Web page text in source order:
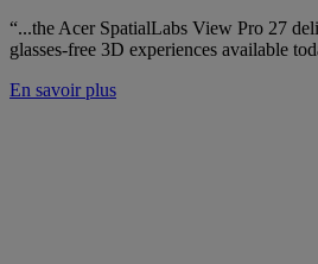
“...the Acer SpatialLabs View Pro 27
glasses-free 3D experiences available
En savoir plus